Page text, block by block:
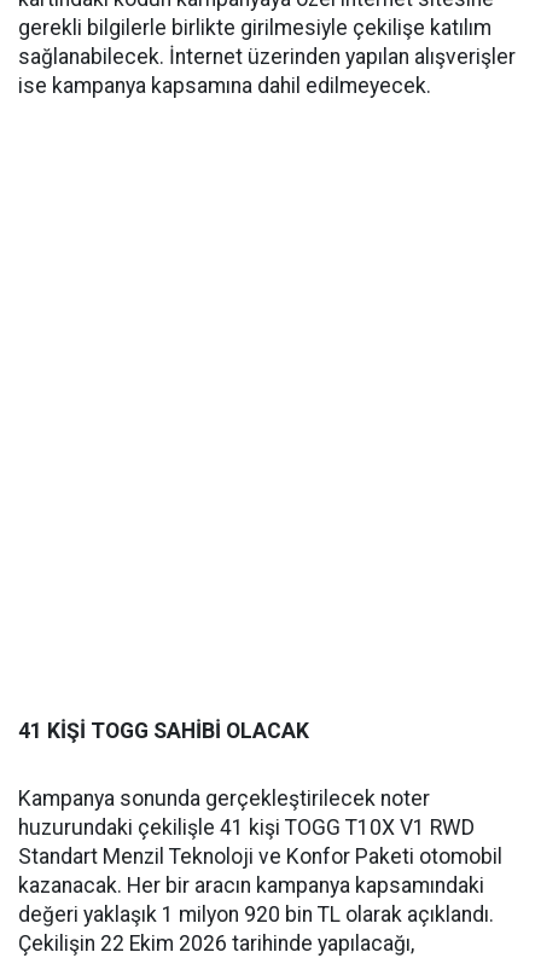
gerekli bilgilerle birlikte girilmesiyle çekilişe katılım
sağlanabilecek. İnternet üzerinden yapılan alışverişler
ise kampanya kapsamına dahil edilmeyecek.
41 KİŞİ TOGG SAHİBİ OLACAK
Kampanya sonunda gerçekleştirilecek noter
huzurundaki çekilişle 41 kişi TOGG T10X V1 RWD
Standart Menzil Teknoloji ve Konfor Paketi otomobil
kazanacak. Her bir aracın kampanya kapsamındaki
değeri yaklaşık 1 milyon 920 bin TL olarak açıklandı.
Çekilişin 22 Ekim 2026 tarihinde yapılacağı,